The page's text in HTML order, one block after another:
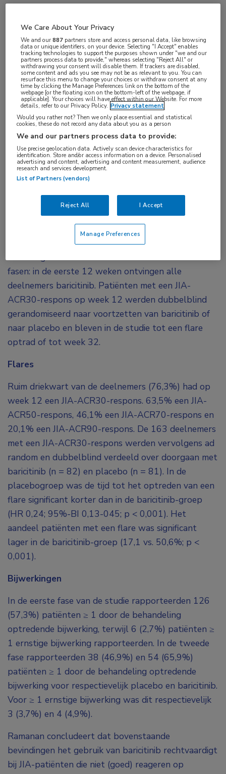
De JAK1/2-remmer baricitinib verminderde
significant de tijd tot en de frequentie van flares
bij kinderen met juveniele idiopathische artritis in
vergelijking met placebo. De
veiligheidsbevindingen kwamen overeen met het
bekende veiligheidsprofiel bij volwassenen met
reumatoïde artritis.
De JAK1/2-remmer baricitinib is goedgekeurd voor
de behandeling van reumatoïde artritis. Om te kijken
behandeling van juveniele idiopathische artritis (JIA)
is een multicenter dubbelblinde fase III-studie
uitgevoerd. 220 patiënten tot 18 jaar met een
inadequate respons op csDMARDs en/of bDMARDs
werden geïncludeerd. De studie bestond uit twee
fasen: in de eerste 12 weken ontvingen alle
deelnemers baricitinib. Patiënten met een JIA-
ACR30-respons op week 12 werden dubbelblind
gerandomiseerd naar voortzetten van baricitinib of
naar placebo en bleven in de studie tot een flare
optrad of tot week 32.
Flares
Ruim driekwart van de deelnemers (76,3%) had op
week 12 een JIA-ACR30-respons. 63,5% een JIA-
ACR50-respons, 46,1% een JIA-ACR70-respons en
20,1% een JIA-ACR90-respons. De 163 deelnemers
met een JIA-ACR30-respons werden vervolgens ad
random en dubbelblind verdeeld over doorgaan met
baricitinib (n = 82) en placebo (n = 81). In de
placebogroep was de tijd tot het optreden van een
flare significant korter dan in de baricitinib-groep
(HR 0,24; 95%-BI 0,13-045; p < 0,001). Het
aandeel patiënten met een flare was significant
lager in de baricitinib-groep (17,1 vs. 50,6%; p <
0,001).
Bijwerkingen
In de eerste fase van de studie rapporteerden 126
(57,3%) patiënten ≥ 1 door de behandeling
optredende bijwerking, terwijl 6 (2,7%) patiënten ≥
1 ernstige bijwerking rapporteerden. In de tweede
fase rapporteerden 38 (46,9%) en 54 (65,9%)
patiënten ≥ 1 door de behandeling optredende
bijwerking voor respectievelijk placebo en baricitinib.
Voor ≥ 1 ernstige bijwerking was dit respectievelijk
3 (3,7%) en 4 (4,9%).
Ramanan concludeert dat bovenstaande
bevindingen het gebruik van baricitinib rechtvaardigt
bij JIA-patiënten die niet (goed) reageren op
baricitinib
JAK-remmer
We Care About Your Privacy
We and our887 partners store and access personal data, like browsing
data or unique identifiers, on your device. Selecting "I Accept" enables
tracking technologies to support the purposes shown under "we and our
partners process data to provide," whereas selecting "Reject All" or
withdrawing your consent will disable them. If trackers are disabled,
some content and ads you see may not be as relevant to you. You can
resurface this menu to change your choices or withdraw consent at any
time by clicking the Manage Preferences link on the bottom of the
webpage [or the floating icon on the bottom-left of the webpage, if
applicable]. Your choices will have effect within our Website. For more
details, refer to our Privacy Policy. Privacy statement
Would you rather not? Then we only place essential and statistical
cookies, these do not record any data about you as a person
We and our partners process data to provide:
Use precise geolocation data. Actively scan device characteristics for
identification. Store and/or access information on a device. Personalised
advertising and content, advertising and content measurement, audience
research and services development.
List of Partners (vendors)
Reject All I Accept
Manage Preferences